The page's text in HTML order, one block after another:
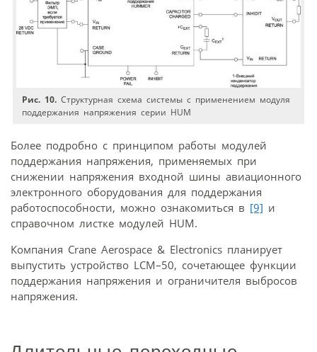
Рис. 10. Структурная схема системы с применением модуля
поддержания напряжения серии HUM
Более подробно с принципом работы модулей
поддержания напряжения, применяемых при
снижении напряжения входной шины авиационного
электронного оборудования для поддержания
работоспособности, можно ознакомиться в [9] и
справочном листке модулей HUM.
Компания Crane Aerospace & Electronics планирует
выпустить устройство LCM–50, сочетающее функции
поддержания напряжения и ограничителя выбросов
напряжения.